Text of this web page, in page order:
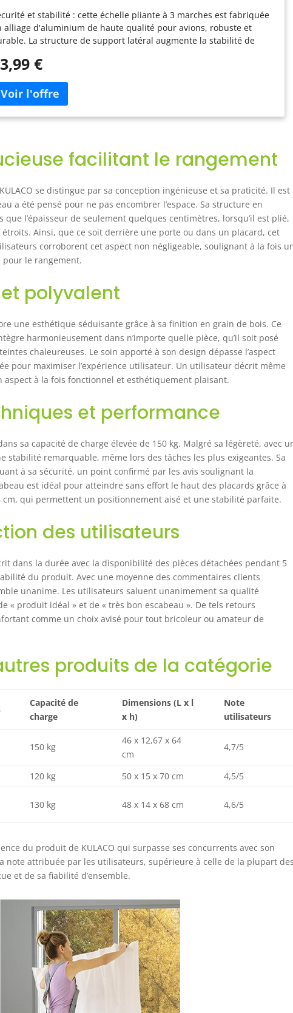
et stabilité : cette échelle pliante à 3 marches est fabriquée
alliage d'aluminium de haute qualité pour avions, robuste et
La structure de support latéral augmente la stabilité de
stabilité et durabilité. Certifié EN131 avec une capacité de
sécurité maximale lors de l'utilisation de l'escabeau pliable, les
supérieures de cette échelle sont élargies jusqu'à 18 cm et
de garde-corps qui offrent une sécurité accrue. Le câble
le sol des rayures. Usage polyvalent : avec son grain de bois
son apparence esthétique, cet escabeau pliant à 3 niveaux est
une échelle décorative. Il convient à une grande variété de
et est un outil indispensable pour la maison, le jardin, la
l'atelier, le bureau ou l'office. Pratique et facile à ranger :
échelle domestique antidérapante avec main courante
se replie en un clin d'œil et se range pour économiser de
et la transporter facilement. Parce qu'il ne mesure que 7 cm
: 103 x 46 x 7 cm. Poids net : 4,24 kg. Assurance qualité :
pliante en aluminium est livrée entièrement assemblée et
à l'emploi. Nous nous efforçons de rendre possible une
totalement sans risque. En cas de problème de qualité
l'échelle pliante, n'hésitez pas à nous contacter. Nous offrons
garantie de 5 ans sur le produit. Nous ferons de notre mieux
satisfaire votre expérience d'achat. Achetez en toute confiance
€
facilitant le rangement
se distingue par sa conception ingénieuse et sa praticité. Il est
a été pensé pour ne pas encombrer l’espace. Sa structure en
l’épaisseur de seulement quelques centimètres, lorsqu’il est plié,
Ainsi, que ce soit derrière une porte ou dans un placard, cet
corroborent cet aspect non négligeable, soulignant à la fois
le rangement.
polyvalent
une esthétique séduisante grâce à sa finition en grain de bois. Ce
harmonieusement dans n’importe quelle pièce, qu’il soit posé
chaleureuses. Le soin apporté à son design dépasse l’aspect
pour maximiser l’expérience utilisateur. Un utilisateur décrit même
aspect à la fois fonctionnel et esthétiquement plaisant.
et performance
sa capacité de charge élevée de 150 kg. Malgré sa légèreté, avec
stabilité remarquable, même lors des tâches les plus exigeantes. Sa
à sa sécurité, un point confirmé par les avis soulignant la
est idéal pour atteindre sans effort le haut des placards grâce à
cm, qui permettent un positionnement aisé et une stabilité parfaite.
des utilisateurs
dans la durée avec la disponibilité des pièces détachées pendant 5
du produit. Avec une moyenne des commentaires clients
unanime. Les utilisateurs saluent unanimement sa qualité
« produit idéal » et de « très bon escabeau ». De tels retours
comme un choix avisé pour tout bricoleur ou amateur de
produits de la catégorie
Capacité de
charge
Dimensions (L x l
x h)
Note
utilisateurs
150 kg
46 x 12,67 x 64
cm
4,7/5
120 kg 50 x 15 x 70 cm 4,5/5
130 kg 48 x 14 x 68 cm 4,6/5
du produit de KULACO qui surpasse ses concurrents avec son
note attribuée par les utilisateurs, supérieure à celle de la plupart des
et de sa fiabilité d’ensemble.